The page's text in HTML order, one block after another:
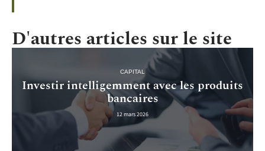
D'autres articles sur le site
CAPITAL
Investir intelligemment avec les produits
bancaires
12 mars 2026